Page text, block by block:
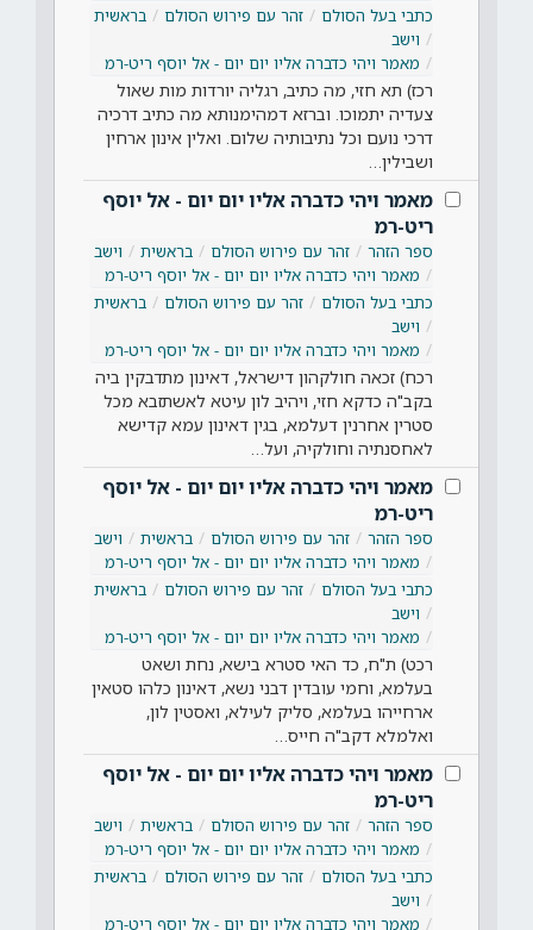
כתבי בעל הסולם
זהר עם פירוש הסולם
בראשית
וישב
מאמר ויהי כדברה אליו יום יום - אל יוסף ריט-רמ
רכז) תא חזי, מה כתיב, רגליה יורדות מות שאול
צעדיה יתמוכו. וברזא דמהימנותא מה כתיב דרכיה
דרכי נועם וכל נתיבותיה שלום. ואלין אינון ארחין
ושבילין…
מאמר ויהי כדברה אליו יום יום - אל יוסף
ריט-רמ
ספר הזהר זהר עם פירוש הסולם בראשית
וישב
מאמר ויהי כדברה אליו יום יום - אל יוסף ריט-רמ
כתבי בעל הסולם
זהר עם פירוש הסולם
בראשית
וישב
מאמר ויהי כדברה אליו יום יום - אל יוסף ריט-רמ
רכח) זכאה חולקהון דישראל, דאינון מתדבקין ביה
בקב"ה כדקא חזי, ויהיב לון עיטא לאשתזבא מכל
סטרין אחרנין דעלמא, בגין דאינון עמא קדישא
לאחסנתיה וחולקיה, ועל…
מאמר ויהי כדברה אליו יום יום - אל יוסף
ריט-רמ
ספר הזהר זהר עם פירוש הסולם בראשית
וישב
מאמר ויהי כדברה אליו יום יום - אל יוסף ריט-רמ
כתבי בעל הסולם
זהר עם פירוש הסולם
בראשית
וישב
מאמר ויהי כדברה אליו יום יום - אל יוסף ריט-רמ
רכט) ת"ח, כד האי סטרא בישא, נחת ושאט
בעלמא, וחמי עובדין דבני נשא, דאינון כלהו סטאין
ארחייהו בעלמא, סליק לעילא, ואסטין לון,
ואלמלא דקב"ה חייס…
מאמר ויהי כדברה אליו יום יום - אל יוסף
ריט-רמ
ספר הזהר זהר עם פירוש הסולם בראשית
וישב
מאמר ויהי כדברה אליו יום יום - אל יוסף ריט-רמ
כתבי בעל הסולם
זהר עם פירוש הסולם
בראשית
וישב
מאמר ויהי כדברה אליו יום יום - אל יוסף ריט-רמ